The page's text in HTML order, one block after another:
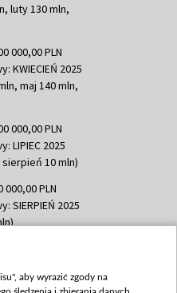
luty 130 mln,
000,00 PLN
KWIECIEŃ 2025
maj 140 mln,
000,00 PLN
LIPIEC 2025
10 mln)
PLN
SIERPIEŃ 2025
051,21 PLN
październik 350
aby wyrazić zgody na